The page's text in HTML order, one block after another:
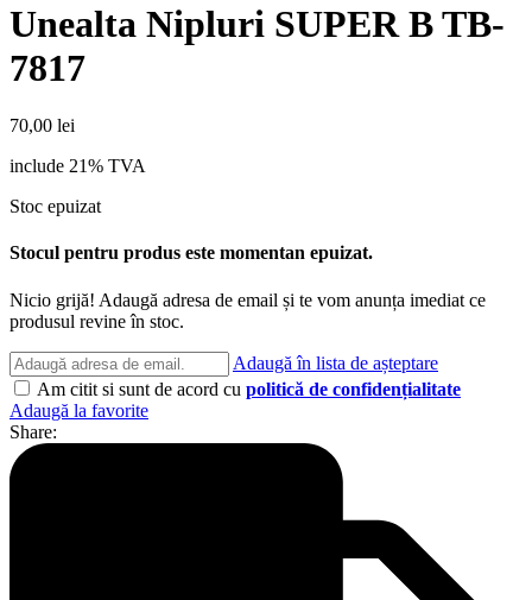
Unealta Nipluri SUPER B TB-
7817
70,00 lei
include 21% TVA
Stoc epuizat
Stocul pentru produs este momentan epuizat.
Nicio grijă! Adaugă adresa de email și te vom anunța imediat ce
produsul revine în stoc.
Adaugă în lista de așteptare
Am citit si sunt de acord cu politică de confidențialitate
Adaugă la favorite
Share: